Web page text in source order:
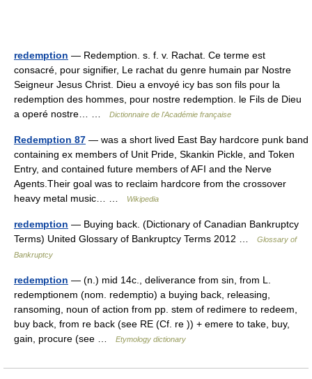
redemption — Redemption. s. f. v. Rachat. Ce terme est
consacré, pour signifier, Le rachat du genre humain par Nostre
Seigneur Jesus Christ. Dieu a envoyé icy bas son fils pour la
redemption des hommes, pour nostre redemption. le Fils de Dieu
a operé nostre… …
Dictionnaire de l'Académie française
Redemption 87 — was a short lived East Bay hardcore punk band
containing ex members of Unit Pride, Skankin Pickle, and Token
Entry, and contained future members of AFI and the Nerve
Agents.Their goal was to reclaim hardcore from the crossover
heavy metal music… …
Wikipedia
redemption — Buying back. (Dictionary of Canadian Bankruptcy
Terms) United Glossary of Bankruptcy Terms 2012 …
Glossary of
Bankruptcy
redemption — (n.) mid 14c., deliverance from sin, from L.
redemptionem (nom. redemptio) a buying back, releasing,
ransoming, noun of action from pp. stem of redimere to redeem,
buy back, from re back (see RE (Cf. re )) + emere to take, buy,
gain, procure (see …
Etymology dictionary